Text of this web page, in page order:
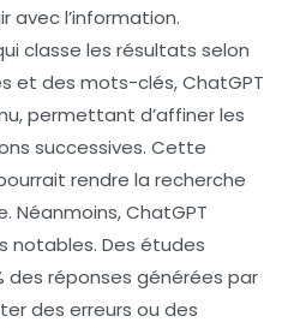
avec l’information.
classe les résultats selon
et des mots-clés, ChatGPT
permettant d’affiner les
successives. Cette
rendre la recherche
Néanmoins, ChatGPT
notables. Des études
des réponses générées par
des erreurs ou des